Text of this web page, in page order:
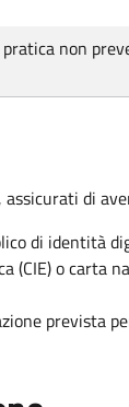
non
assicurati di
di identità
(CIE) o carta
prevista